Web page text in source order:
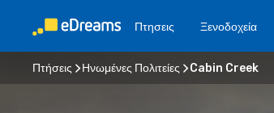
Πτησεις Ξενοδοχεία
Πτήσεις Ηνωμένες Πολιτείες Cabin Creek